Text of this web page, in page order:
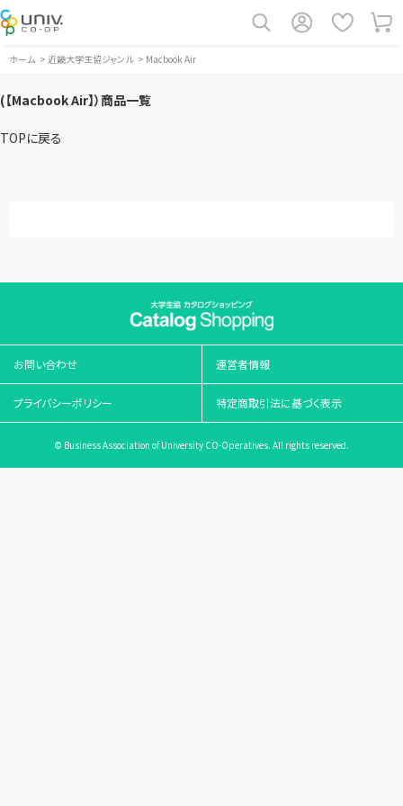
ホーム > 近畿大学生協ジャンル > Macbook Air
(【Macbook Air】）商品一覧
TOPに戻る
お問い合わせ 運営者情報
プライバシーポリシー 特定商取引法に基づく表示
© Business Association of University CO-Operatives. All rights reserved.